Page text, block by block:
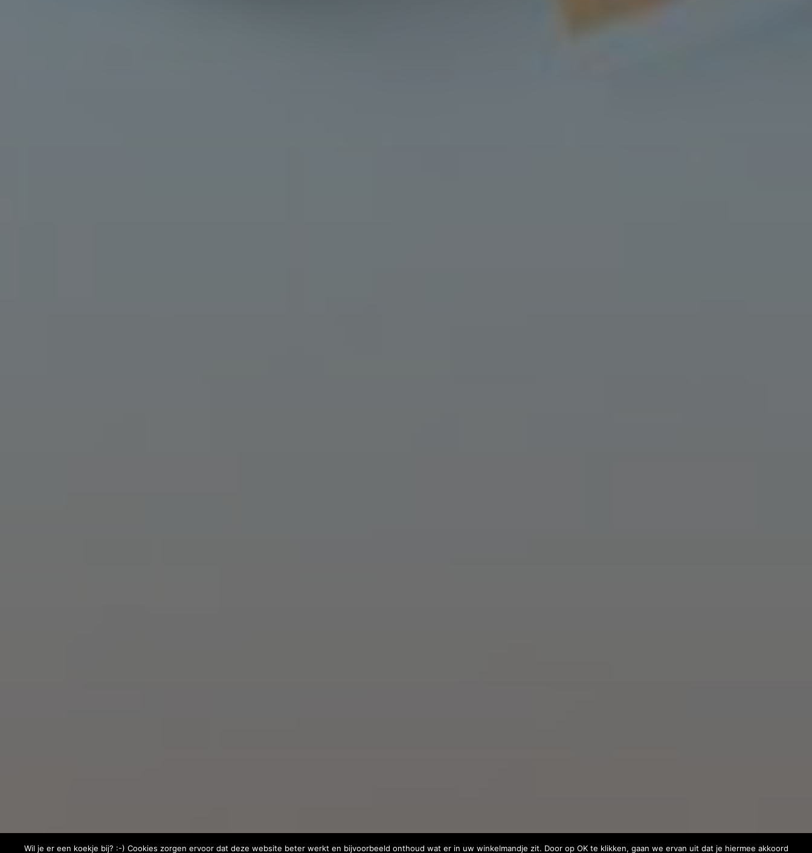
Wil je er een koekje bij? :-) Cookies zorgen ervoor dat deze website beter werkt en bijvoorbeeld onthoud wat er in uw winkelmandje zit. Door op OK te klikken, gaan we ervan uit dat je hiermee akkoord